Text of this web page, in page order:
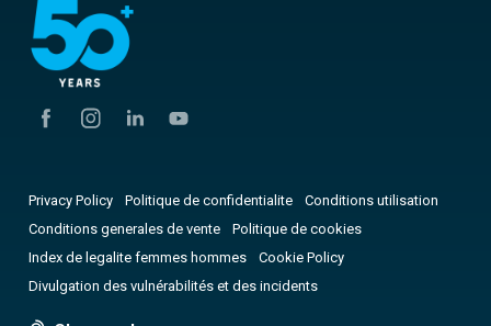
Privacy Policy Politique de confidentialite
Conditions utilisation
Conditions generales de vente
Politique de cookies
Index de legalite femmes hommes
Cookie Policy
Divulgation des vulnérabilités et des incidents